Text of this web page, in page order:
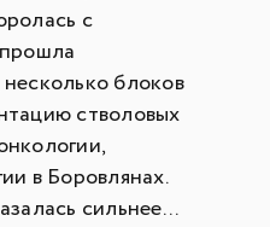
с
блоков
стволовых
в Боровлянах.
сильнее...